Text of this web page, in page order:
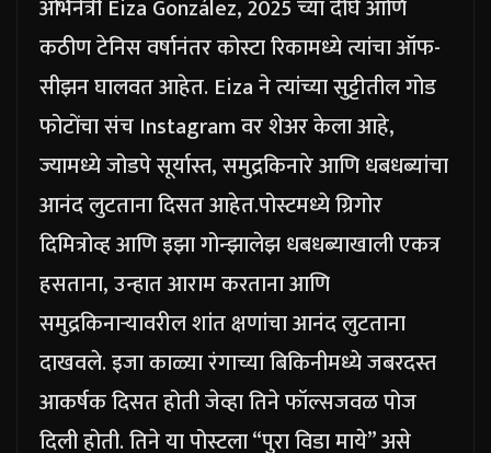
अभिनेत्री Eiza González, 2025 च्या दीर्घ आणि
कठीण टेनिस वर्षानंतर कोस्टा रिकामध्ये त्यांचा ऑफ-
सीझन घालवत आहेत. Eiza ने त्यांच्या सुट्टीतील गोड
फोटोंचा संच Instagram वर शेअर केला आहे,
ज्यामध्ये जोडपे सूर्यास्त, समुद्रकिनारे आणि धबधब्यांचा
आनंद लुटताना दिसत आहेत.पोस्टमध्ये ग्रिगोर
दिमित्रोव्ह आणि इझा गोन्झालेझ धबधब्याखाली एकत्र
हसताना, उन्हात आराम करताना आणि
समुद्रकिनाऱ्यावरील शांत क्षणांचा आनंद लुटताना
दाखवले. इजा काळ्या रंगाच्या बिकिनीमध्ये जबरदस्त
आकर्षक दिसत होती जेव्हा तिने फॉल्सजवळ पोज
दिली होती. तिने या पोस्टला “पुरा विडा माये” असे